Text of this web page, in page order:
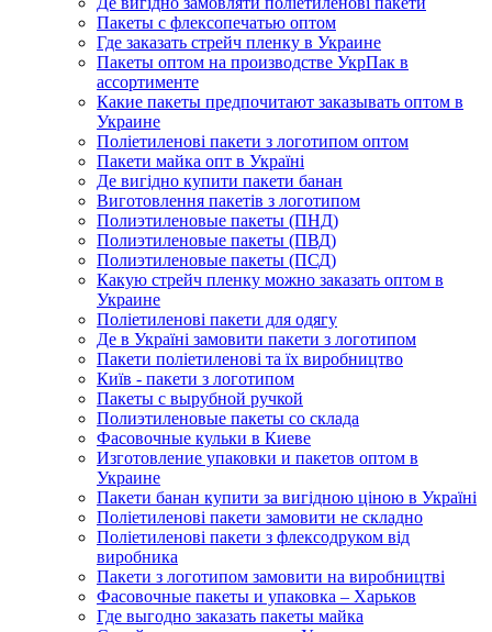
Пакеты с флексопечатью оптом
Где заказать стрейч пленку в Украине
Пакеты оптом на производстве УкрПак в
ассортименте
Какие пакеты предпочитают заказывать оптом в
Украине
Поліетиленові пакети з логотипом оптом
Пакети майка опт в Україні
Де вигідно купити пакети банан
Виготовлення пакетів з логотипом
Полиэтиленовые пакеты (ПНД)
Полиэтиленовые пакеты (ПВД)
Полиэтиленовые пакеты (ПСД)
Какую стрейч пленку можно заказать оптом в
Украине
Поліетиленові пакети для одягу
Де в Україні замовити пакети з логотипом
Пакети поліетиленові та їх виробництво
Київ - пакети з логотипом
Пакеты с вырубной ручкой
Полиэтиленовые пакеты со склада
Фасовочные кульки в Киеве
Изготовление упаковки и пакетов оптом в
Украине
Пакети банан купити за вигідною ціною в Україні
Поліетиленові пакети замовити не складно
Поліетиленові пакети з флексодруком від
виробника
Пакети з логотипом замовити на виробництві
Фасовочные пакеты и упаковка – Харьков
Где выгодно заказать пакеты майка